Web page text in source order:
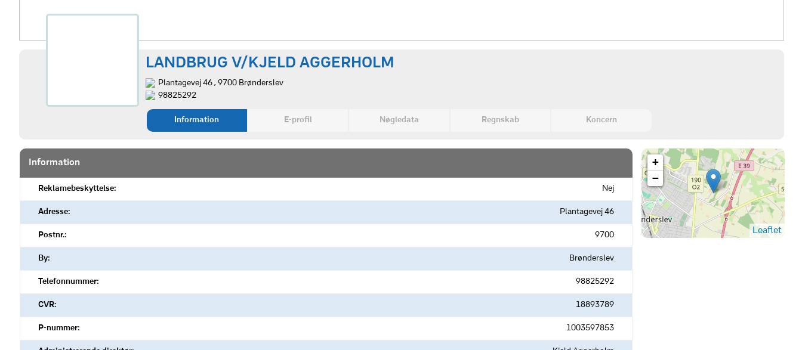
LANDBRUG V/KJELD AGGERHOLM
Plantagevej 46 , 9700 Brønderslev
98825292
Information E-profil Nøgledata Regnskab Koncern
Information
Reklamebeskyttelse: Nej
Adresse: Plantagevej 46
Postnr.: 9700
By: Brønderslev
Telefonnummer: 98825292
CVR: 18893789
P-nummer: 1003597853
+
−
Leaflet